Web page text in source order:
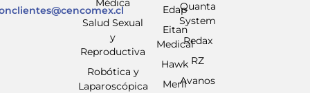
Médica
Salud Sexual
y
Reproductiva
Robótica y
Laparoscópica
Edap
Eitan
Medical
Hawk
Meril
Quanta
System
Redax
RZ
Avanos